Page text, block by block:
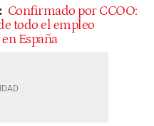
Confirmado por CCOO:
todo el empleo
España